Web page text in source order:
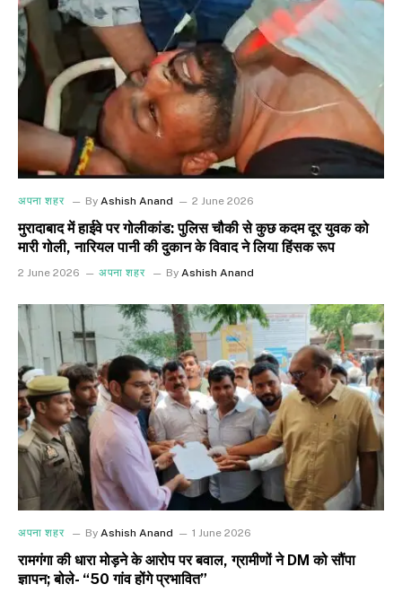
अपना शहर By Ashish Anand 2 June 2026
मुरादाबाद में हाईवे पर गोलीकांड: पुलिस चौकी से कुछ कदम दूर युवक को
मारी गोली, नारियल पानी की दुकान के विवाद ने लिया हिंसक रूप
2 June 2026 अपना शहर By Ashish Anand
अपना शहर By Ashish Anand 1 June 2026
रामगंगा की धारा मोड़ने के आरोप पर बवाल, ग्रामीणों ने DM को सौंपा
ज्ञापन; बोले- “50 गांव होंगे प्रभावित”